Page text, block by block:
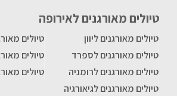
טיולים מאורגנים לאירופה
טיולים מאורגנים ליוון
טיולים
טיולים מאורגנים לספרד
טיולים
טיולים מאורגנים לרומניה
טיולים
טיולים מאורגנים לגיאורגיה